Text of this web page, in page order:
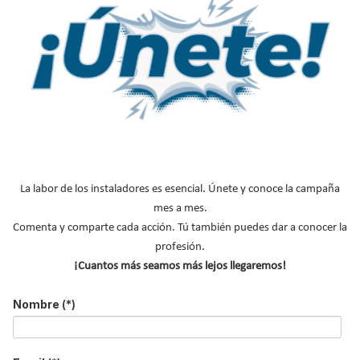
distribución de materiales para la
construcción
Publicado en Actualidad 09 Feb 2022
de tercera generación y con una larga trayectoria local en una
La labor de los instaladores es esencial. Únete y conoce la campaña
mes a mes.
Comenta y comparte cada acción. Tú también puedes dar a conocer la
profesión.
¡Cuantos más seamos más lejos llegaremos!
Nombre (*)